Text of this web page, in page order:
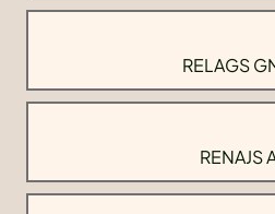
RELAGS
RENAJS